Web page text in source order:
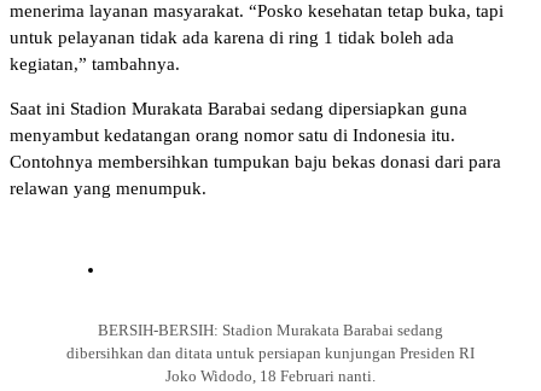
menerima layanan masyarakat. “Posko kesehatan tetap buka, tapi
untuk pelayanan tidak ada karena di ring 1 tidak boleh ada
kegiatan,” tambahnya.
Saat ini Stadion Murakata Barabai sedang dipersiapkan guna
menyambut kedatangan orang nomor satu di Indonesia itu.
Contohnya membersihkan tumpukan baju bekas donasi dari para
relawan yang menumpuk.
BERSIH-BERSIH: Stadion Murakata Barabai sedang
dibersihkan dan ditata untuk persiapan kunjungan Presiden RI
Joko Widodo, 18 Februari nanti.